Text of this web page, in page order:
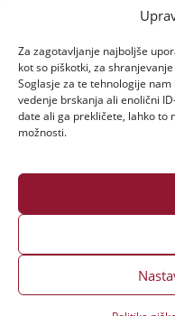
Za zagotavljanje najboljše
kot so piškotki, za
Soglasje za te tehnologije
vedenje brskanja ali enolični
date ali ga prekličete, lahko to
možnosti.
Gimnazija Želimlje
Želimlje
TEL.:
E-POŠTA:
Vse pravice pridržane ©